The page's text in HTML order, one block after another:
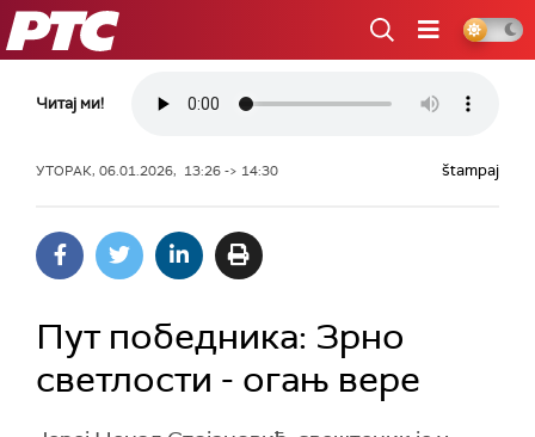
РТС
Читај ми!
УТОРАК, 06.01.2026, 13:26 -> 14:30 štampaj
Пут победника: Зрно
светлости - огањ вере